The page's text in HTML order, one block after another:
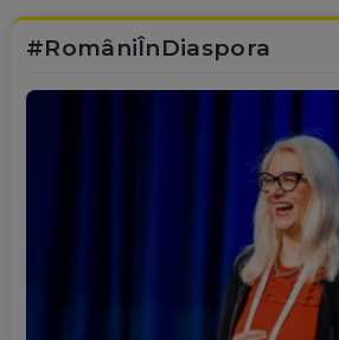
#RomâniÎnDiaspora